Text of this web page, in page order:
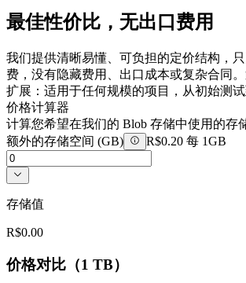
最佳性价比，无出口费用
我们提供清晰易懂、可负担的定价结构，
费，没有隐藏费用、出口成本或复杂合同
扩展：适用于任何规模的项目，从初始测试
价格计算器
计算您希望在我们的 Blob 存储中使用的存
额外的存储空间 (GB) R$0.20 每 1GB
存储值
R$0.00
价格对比（1 TB）